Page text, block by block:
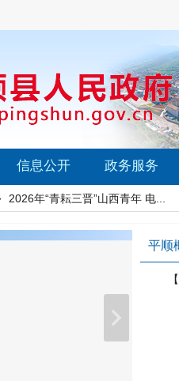
信息公开 政务服务
议 ·市人大常委会
平顺